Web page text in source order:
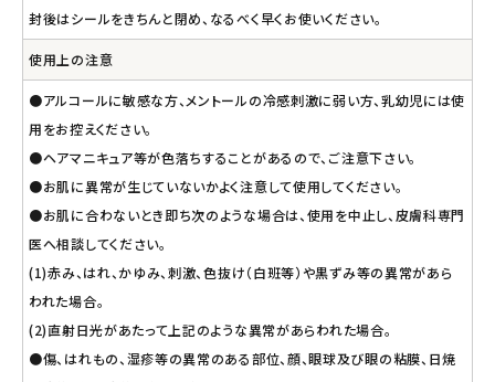
封後はシールをきちんと閉め、なるべく早くお使いください。
使用上の注意
●アルコールに敏感な方、メントールの冷感刺激に弱い方、乳幼児には使
用をお控えください。
●ヘアマニキュア等が色落ちすることがあるので、ご注意下さい。
●お肌に異常が生じていないかよく注意して使用してください。
●お肌に合わないとき即ち次のような場合は、使用を中止し、皮膚科専門
医へ相談してください。
(1)赤み、はれ、かゆみ、刺激、色抜け（白班等）や黒ずみ等の異常があら
われた場合。
(2)直射日光があたって上記のような異常があらわれた場合。
●傷、はれもの、湿疹等の異常のある部位、顔、眼球及び眼の粘膜、日焼